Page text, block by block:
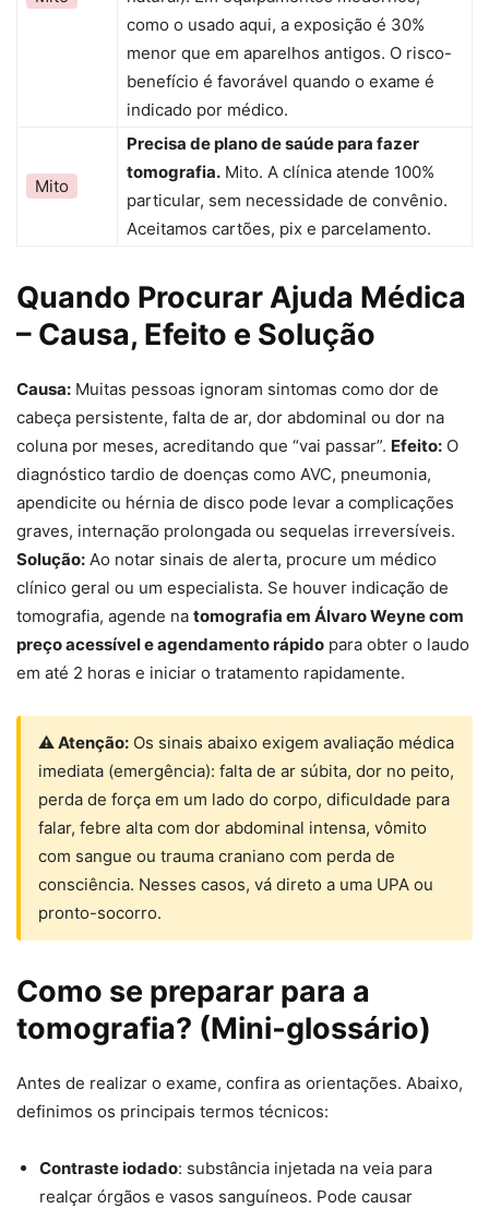
como o usado aqui, a exposição é 30%
menor que em aparelhos antigos. O risco-
benefício é favorável quando o exame é
indicado por médico.
Mito
Precisa de plano de saúde para fazer
tomografia. Mito. A clínica atende 100%
particular, sem necessidade de convênio.
Aceitamos cartões, pix e parcelamento.
Quando Procurar Ajuda Médica
– Causa, Efeito e Solução
Causa: Muitas pessoas ignoram sintomas como dor de
cabeça persistente, falta de ar, dor abdominal ou dor na
coluna por meses, acreditando que “vai passar”. Efeito: O
diagnóstico tardio de doenças como AVC, pneumonia,
apendicite ou hérnia de disco pode levar a complicações
graves, internação prolongada ou sequelas irreversíveis.
Solução: Ao notar sinais de alerta, procure um médico
clínico geral ou um especialista. Se houver indicação de
tomografia, agende na tomografia em Álvaro Weyne com
preço acessível e agendamento rápido para obter o laudo
em até 2 horas e iniciar o tratamento rapidamente.
⚠ Atenção: Os sinais abaixo exigem avaliação médica
imediata (emergência): falta de ar súbita, dor no peito,
perda de força em um lado do corpo, dificuldade para
falar, febre alta com dor abdominal intensa, vômito
com sangue ou trauma craniano com perda de
consciência. Nesses casos, vá direto a uma UPA ou
pronto-socorro.
Como se preparar para a
tomografia? (Mini‑glossário)
Antes de realizar o exame, confira as orientações. Abaixo,
definimos os principais termos técnicos:
Contraste iodado: substância injetada na veia para
realçar órgãos e vasos sanguíneos. Pode causar